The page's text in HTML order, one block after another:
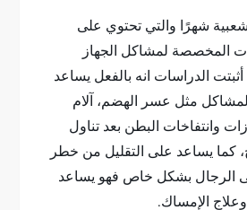
شهرًا والتي تحتوي على
المخصصة لمشاكل الجهاز
الدراسات انه بالفعل يساعد
مثل عسر الهضم، آلام
وانتفاخات البطن بعد تناول
كما يساعد على التقليل من خطر
الرجال بشكل خاص فهو يساعد
الإمساك.